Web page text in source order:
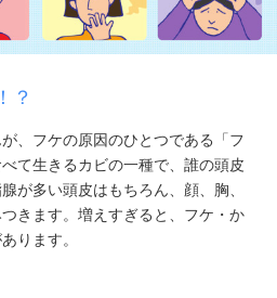
？
、フケの原因のひとつである「フ
て生きるカビの一種で、誰の頭皮
が多い頭皮はもちろん、顔、胸、
きます。増えすぎると、フケ・か
ります。